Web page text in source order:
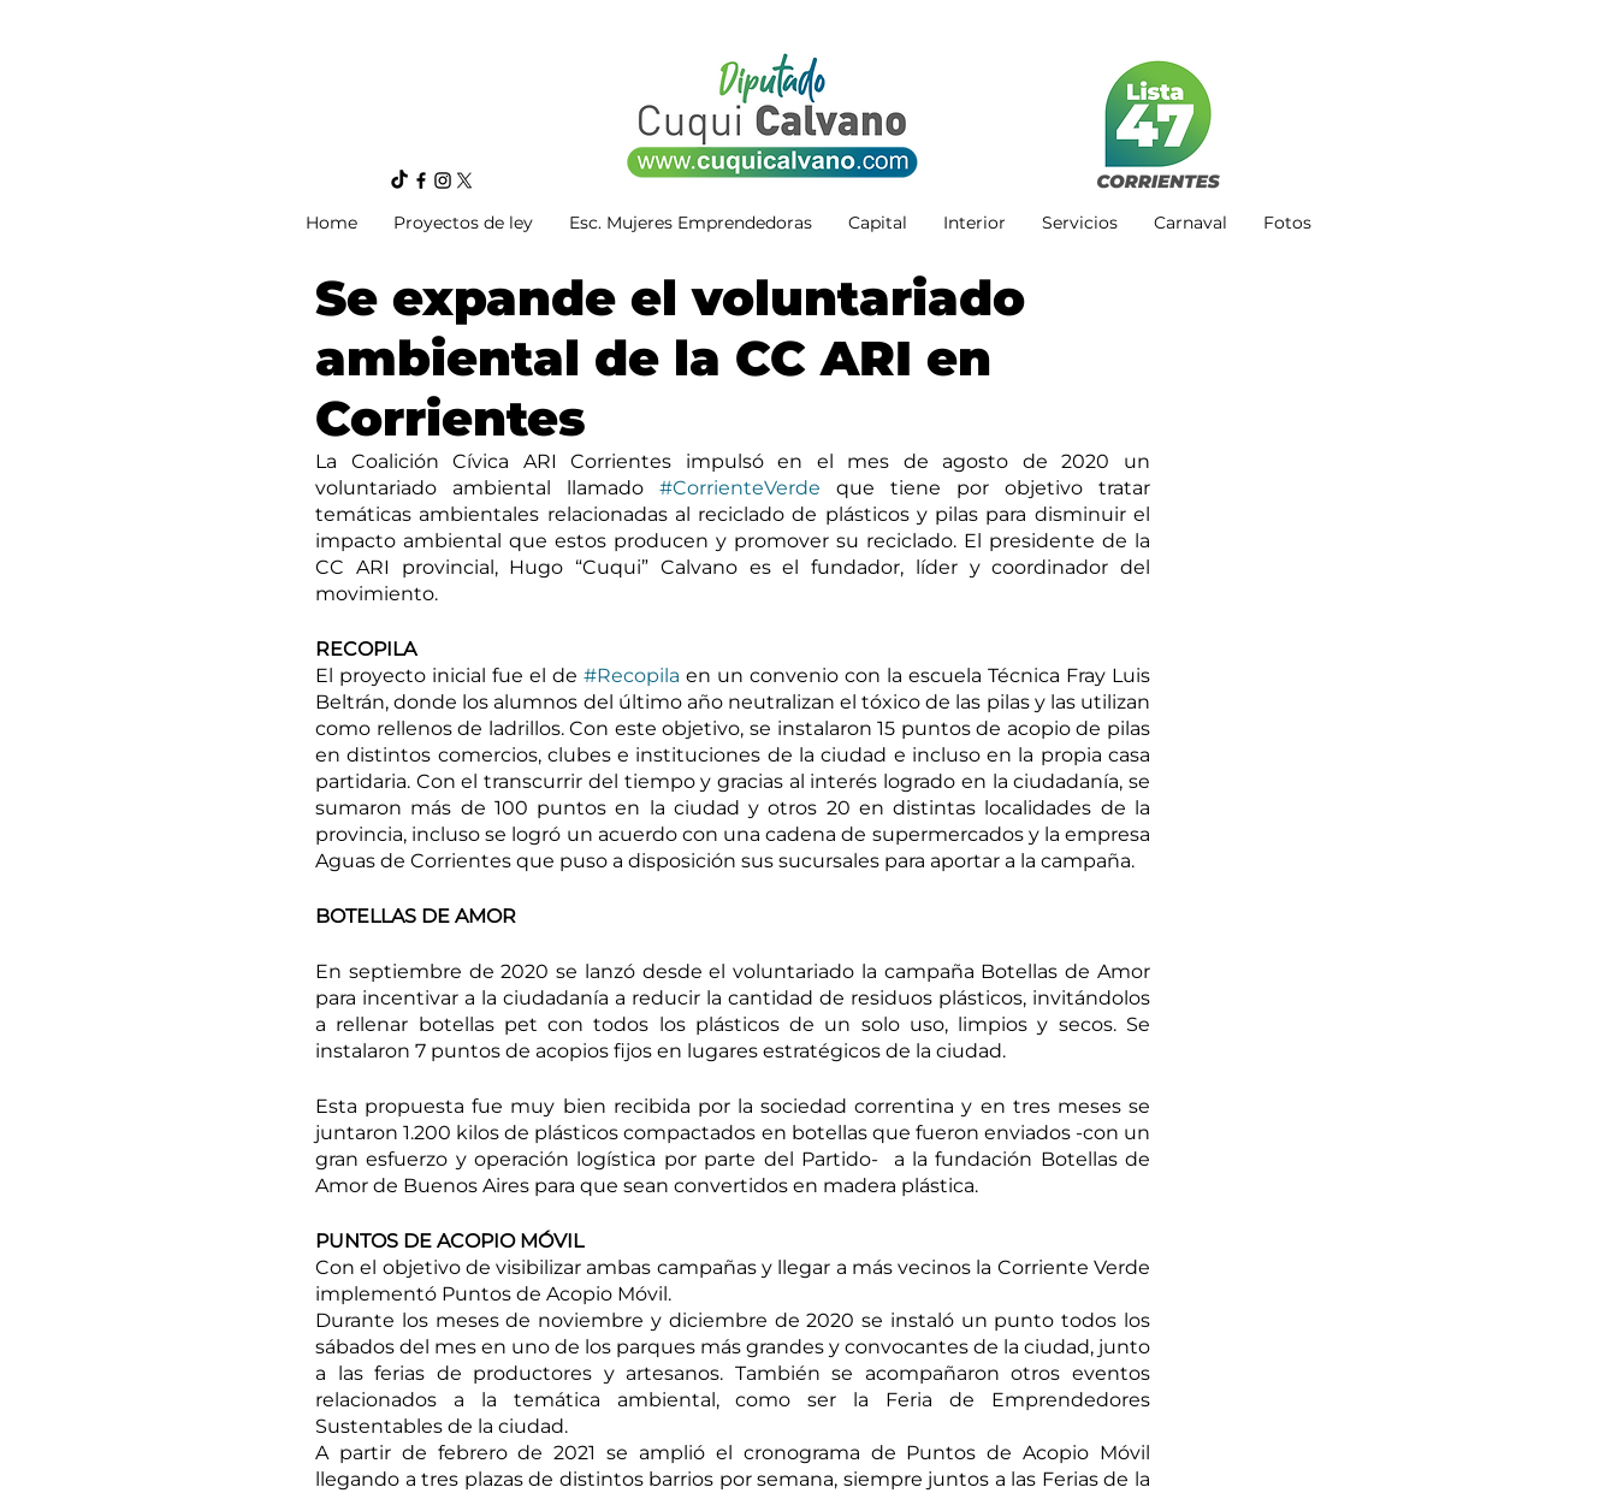
Home Proyectos de ley Esc. Mujeres Emprendedoras Capital Interior Servicios Carnaval Fotos
Se expande el voluntariado
ambiental de la CC ARI en
Corrientes
La Coalición Cívica ARI Corrientes impulsó en el mes de agosto de 2020 un
voluntariado ambiental llamado #CorrienteVerde que tiene por objetivo tratar
temáticas ambientales relacionadas al reciclado de plásticos y pilas para disminuir el
impacto ambiental que estos producen y promover su reciclado. El presidente de la
CC ARI provincial, Hugo “Cuqui” Calvano es el fundador, líder y coordinador del
movimiento.
RECOPILA
El proyecto inicial fue el de #Recopila en un convenio con la escuela Técnica Fray Luis
Beltrán, donde los alumnos del último año neutralizan el tóxico de las pilas y las utilizan
como rellenos de ladrillos. Con este objetivo, se instalaron 15 puntos de acopio de pilas
en distintos comercios, clubes e instituciones de la ciudad e incluso en la propia casa
partidaria. Con el transcurrir del tiempo y gracias al interés logrado en la ciudadanía, se
sumaron más de 100 puntos en la ciudad y otros 20 en distintas localidades de la
provincia, incluso se logró un acuerdo con una cadena de supermercados y la empresa
Aguas de Corrientes que puso a disposición sus sucursales para aportar a la campaña.
BOTELLAS DE AMOR
En septiembre de 2020 se lanzó desde el voluntariado la campaña Botellas de Amor
para incentivar a la ciudadanía a reducir la cantidad de residuos plásticos, invitándolos
a rellenar botellas pet con todos los plásticos de un solo uso, limpios y secos. Se
instalaron 7 puntos de acopios fijos en lugares estratégicos de la ciudad.
Esta propuesta fue muy bien recibida por la sociedad correntina y en tres meses se
juntaron 1.200 kilos de plásticos compactados en botellas que fueron enviados -con un
gran esfuerzo y operación logística por parte del Partido-  a la fundación Botellas de
Amor de Buenos Aires para que sean convertidos en madera plástica.
PUNTOS DE ACOPIO MÓVIL
Con el objetivo de visibilizar ambas campañas y llegar a más vecinos la Corriente Verde
implementó Puntos de Acopio Móvil.
Durante los meses de noviembre y diciembre de 2020 se instaló un punto todos los
sábados del mes en uno de los parques más grandes y convocantes de la ciudad, junto
a las ferias de productores y artesanos. También se acompañaron otros eventos
relacionados a la temática ambiental, como ser la Feria de Emprendedores
Sustentables de la ciudad.
A partir de febrero de 2021 se amplió el cronograma de Puntos de Acopio Móvil
llegando a tres plazas de distintos barrios por semana, siempre juntos a las Ferias de la